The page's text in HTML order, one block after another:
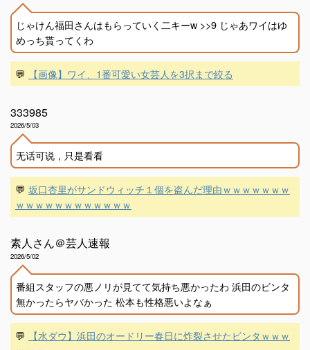
じゃけん福田さんはもらっていく二キーw >>9 じゃあワイはゆ
めっち貰ってくわ
💬 【画像】ワイ、1番可愛い女芸人を3択まで絞る
333985
2026/5/03
无话可说，只是看看
💬 坂口杏里がサンドウィッチ１個を盗んだ理由ｗｗｗｗｗｗｗ
ｗｗｗｗｗｗｗｗｗｗｗｗ
素人さん＠芸人速報
2026/5/02
番組スタッフの悪ノリが見てて気持ち悪かったわ 浜田のビンタ
無かったらヤバかった 松本も性格悪いよなぁ
💬
【水ダウ】浜田のオードリー春日に炸裂させたビンタｗｗｗ